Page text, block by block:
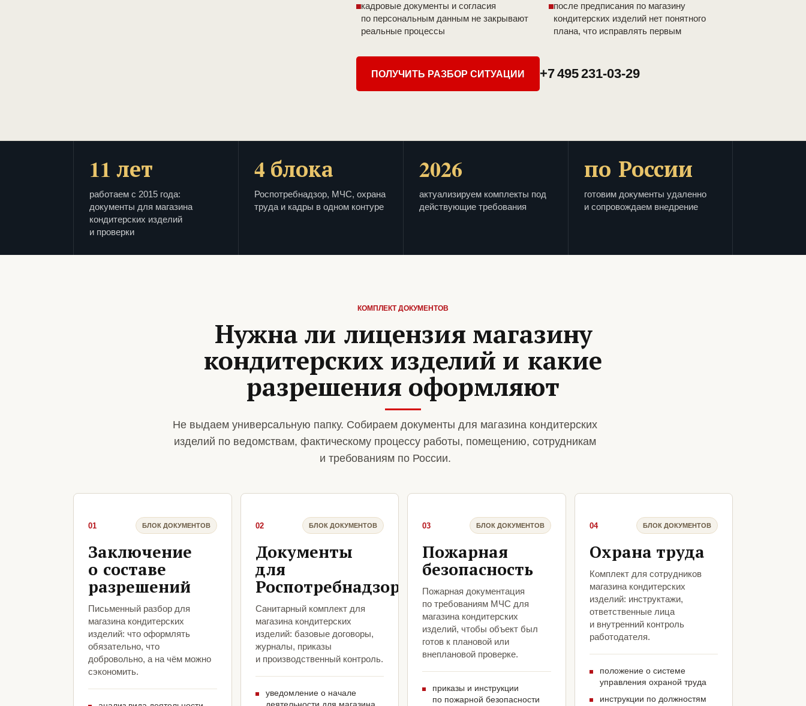
кадровые документы и согласия
по персональным данным не закрывают
реальные процессы
после предписания по магазину
кондитерских изделий нет понятного
плана, что исправлять первым
ПОЛУЧИТЬ РАЗБОР СИТУАЦИИ +7 495 231-03-29
11 лет
работаем с 2015 года:
документы для магазина
кондитерских изделий
и проверки
4 блока
Роспотребнадзор, МЧС, охрана
труда и кадры в одном контуре
2026
актуализируем комплекты под
действующие требования
по России
готовим документы удаленно
и сопровождаем внедрение
КОМПЛЕКТ ДОКУМЕНТОВ
Нужна ли лицензия магазину
кондитерских изделий и какие
разрешения оформляют
Не выдаем универсальную папку. Собираем документы для магазина кондитерских
изделий по ведомствам, фактическому процессу работы, помещению, сотрудникам
и требованиям по России.
01 БЛОК ДОКУМЕНТОВ
Заключение
о составе
разрешений
Письменный разбор для
магазина кондитерских
изделий: что оформлять
обязательно, что
добровольно, а на чём можно
сэкономить.
02 БЛОК ДОКУМЕНТОВ
Документы
для
Роспотребнадзора
Санитарный комплект для
магазина кондитерских
изделий: базовые договоры,
журналы, приказы
и производственный контроль.
уведомление о начале
03 БЛОК ДОКУМЕНТОВ
Пожарная
безопасность
Пожарная документация
по требованиям МЧС для
магазина кондитерских
изделий, чтобы объект был
готов к плановой или
внеплановой проверке.
приказы и инструкции
по пожарной безопасности
04 БЛОК ДОКУМЕНТОВ
Охрана труда
Комплект для сотрудников
магазина кондитерских
изделий: инструктажи,
ответственные лица
и внутренний контроль
работодателя.
положение о системе
управления охраной труда
инструкции по должностям